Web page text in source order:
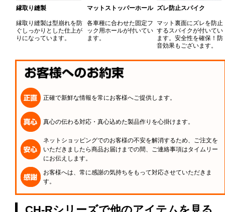
縁取り縫製
縁取り縫製は型崩れを防
ぐしっかりとした仕上が
りになっています。
マットストッパーホール
各車種に合わせた固定フ
ック用ホールが付いてい
ます。
ズレ防止スパイク
マット裏面にズレを防止
するスパイクが付いてい
ます。安全性を確保！防
音効果もございます。
正確で新鮮な情報を常にお客様へご提供します。
真心の伝わる対応・真心込めた製品作りを心掛けます。
ネットショッピングでのお客様の不安を解消するため、ご注文を
いただきましたら商品お届けまでの間、ご連絡事項はタイムリー
にお伝えします。
お客様へは、常に感謝の気持ちをもって対応させていただきま
す。